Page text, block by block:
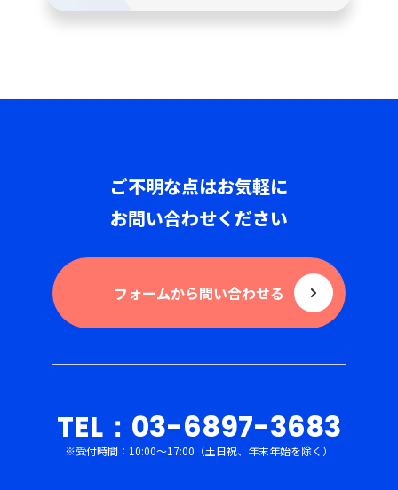
ご不明な点はお気軽に
お問い合わせください
フォームから問い合わせる
TEL：03-6897-3683
※受付時間：10:00〜17:00（土日祝、年末年始を除く）